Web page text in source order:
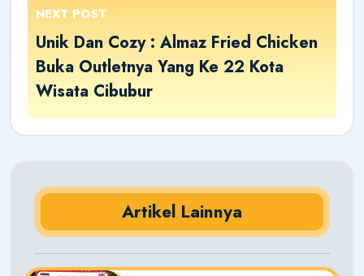
NEXT POST
Unik Dan Cozy : Almaz Fried Chicken
Buka Outletnya Yang Ke 22 Kota
Wisata Cibubur
Artikel Lainnya